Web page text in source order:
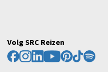
Volg SRC Reizen